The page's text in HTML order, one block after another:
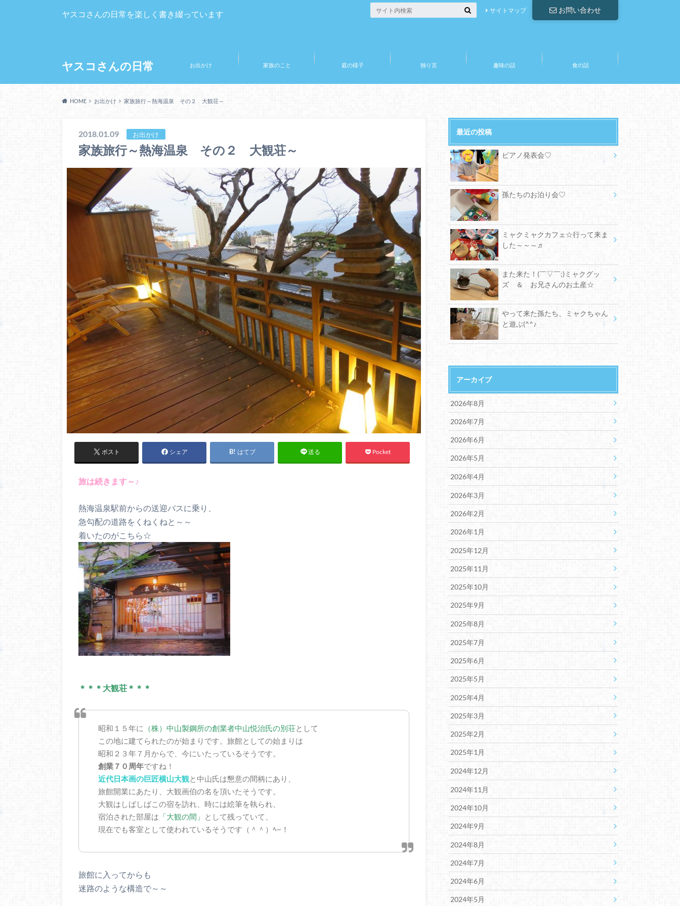
ヤスコさんの日常を楽しく書き綴っています
ヤスコさんの日常
お問い合わせ
サイトマップ
お出かけ 家族のこと 庭の様子 独り言 趣味の話 食の話
HOME お出かけ 家族旅行～熱海温泉 その２ 大観荘～
2018.01.09 お出かけ
家族旅行～熱海温泉 その２ 大観荘～
ポスト シェア はてブ 送る Pocket
旅は続きます～♪
熱海温泉駅前からの送迎バスに乗り、
急勾配の道路をくねくねと～～
着いたのがこちら☆
＊＊＊大観荘＊＊＊
昭和１５年に （株）中山製鋼所の創業者中山悦治氏の別荘として
この地に建てられたのが始まりです。旅館としての始まりは
昭和２３年７月からで、今にいたっているそうです。
創業７０周年ですね！
近代日本画の巨匠横山大観と中山氏は懇意の間柄にあり、
旅館開業にあたり、大観画伯の名を頂いたそうです。
大観はしばしばこの宿を訪れ、時には絵筆を執られ、
宿泊された部屋は 「大観の間」
として残っていて、
現在でも客室として使われているそうです（＾＾）ﾍ~！
旅館に入ってからも
迷路のような構造で～～
最近の投稿
ピアノ発表会♡
孫たちのお泊り会♡
ミャクミャクカフェ☆行って来ま
した～～～♬
また来た！(￣▽￣;)ミャクグッ
ズ ＆ お兄さんのお土産☆
やって来た孫たち、ミャクちゃん
と遊ぶ(^^♪
アーカイブ
2026年8月
2026年7月
2026年6月
2026年5月
2026年4月
2026年3月
2026年2月
2026年1月
2025年12月
2025年11月
2025年10月
2025年9月
2025年8月
2025年7月
2025年6月
2025年5月
2025年4月
2025年3月
2025年2月
2025年1月
2024年12月
2024年11月
2024年10月
2024年9月
2024年8月
2024年7月
2024年6月
2024年5月